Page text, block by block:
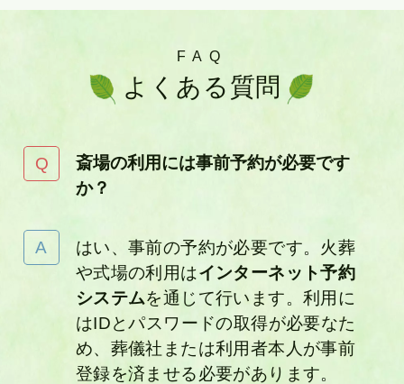
FAQ
よくある質問
斎場の利用には事前予約が必要です
か？
はい、事前の予約が必要です。火葬
や式場の利用はインターネット予約
システムを通じて行います。利用に
はIDとパスワードの取得が必要なた
め、葬儀社または利用者本人が事前
登録を済ませる必要があります。